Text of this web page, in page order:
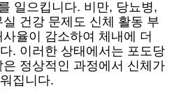
일으킵니다. 비만, 당뇨병,
건강 문제도 신체 활동 부
율이 감소하여 체내에 더
. 이러한 상태에서는 포도당
정상적인 과정에서 신체가
집니다.